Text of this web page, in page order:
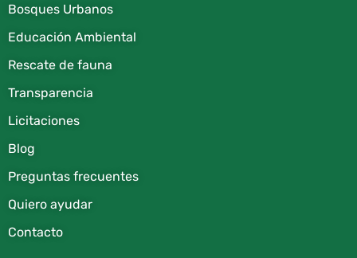
Bosques Urbanos
Educación Ambiental
Rescate de fauna​
Transparencia
Licitaciones
Blog
Preguntas frecuentes
Quiero ayudar
Contacto